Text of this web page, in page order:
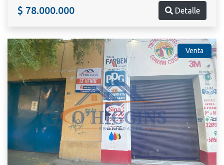
$ 78.000.000 Detalle
Venta